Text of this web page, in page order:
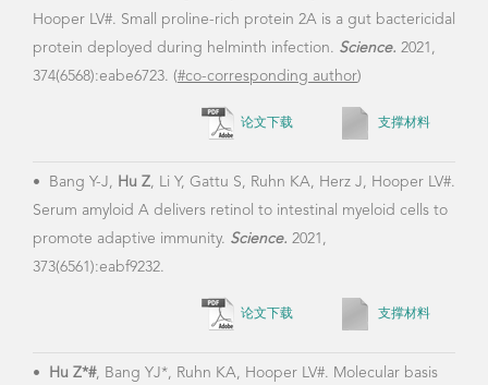
Hooper LV#. Small proline-rich protein 2A is a gut bactericidal
protein deployed during helminth infection. Science. 2021,
374(6568):eabe6723. (#co-corresponding author)
论文下载 支撑材料
• Bang Y-J, Hu Z, Li Y, Gattu S, Ruhn KA, Herz J, Hooper LV#.
Serum amyloid A delivers retinol to intestinal myeloid cells to
promote adaptive immunity. Science. 2021,
373(6561):eabf9232.
论文下载 支撑材料
• Hu Z*#, Bang YJ*, Ruhn KA, Hooper LV#. Molecular basis